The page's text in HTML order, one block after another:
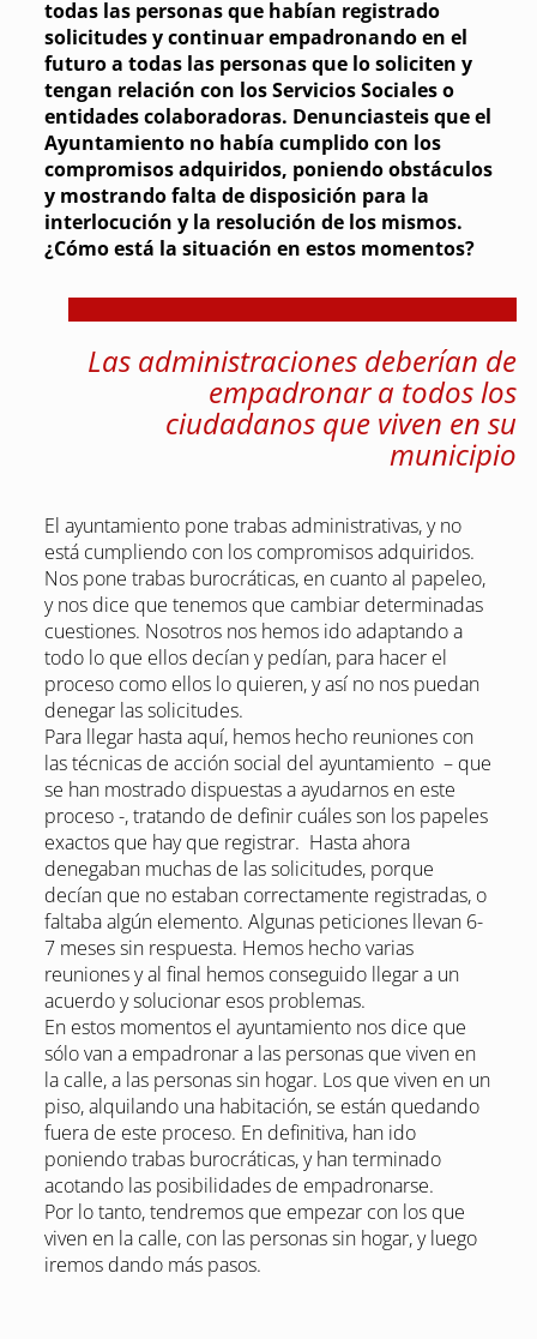
todas las personas que habían registrado
solicitudes y continuar empadronando en el
futuro a todas las personas que lo soliciten y
tengan relación con los Servicios Sociales o
entidades colaboradoras. Denunciasteis que el
Ayuntamiento no había cumplido con los
compromisos adquiridos, poniendo obstáculos
y mostrando falta de disposición para la
interlocución y la resolución de los mismos.
¿Cómo está la situación en estos momentos?
Las administraciones deberían de
empadronar a todos los
ciudadanos que viven en su
municipio
El ayuntamiento pone trabas administrativas, y no
está cumpliendo con los compromisos adquiridos.
Nos pone trabas burocráticas, en cuanto al papeleo,
y nos dice que tenemos que cambiar determinadas
cuestiones. Nosotros nos hemos ido adaptando a
todo lo que ellos decían y pedían, para hacer el
proceso como ellos lo quieren, y así no nos puedan
denegar las solicitudes.
Para llegar hasta aquí, hemos hecho reuniones con
las técnicas de acción social del ayuntamiento – que
se han mostrado dispuestas a ayudarnos en este
proceso -, tratando de definir cuáles son los papeles
exactos que hay que registrar. Hasta ahora
denegaban muchas de las solicitudes, porque
decían que no estaban correctamente registradas, o
faltaba algún elemento. Algunas peticiones llevan 6-
7 meses sin respuesta. Hemos hecho varias
reuniones y al final hemos conseguido llegar a un
acuerdo y solucionar esos problemas.
En estos momentos el ayuntamiento nos dice que
sólo van a empadronar a las personas que viven en
la calle, a las personas sin hogar. Los que viven en un
piso, alquilando una habitación, se están quedando
fuera de este proceso. En definitiva, han ido
poniendo trabas burocráticas, y han terminado
acotando las posibilidades de empadronarse.
Por lo tanto, tendremos que empezar con los que
viven en la calle, con las personas sin hogar, y luego
iremos dando más pasos.